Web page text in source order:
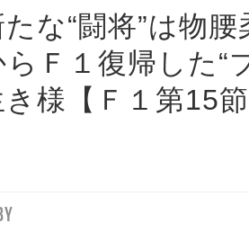
な“闘将”は物
らＦ１復帰した“
様【Ｆ１第15